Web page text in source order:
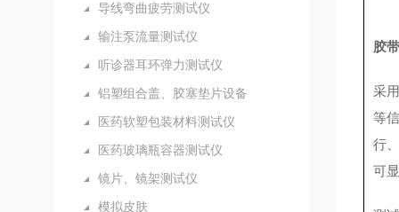
导线弯曲疲劳测试仪
输注泵流量测试仪
听诊器耳环弹力测试仪
铝塑组合盖、胶塞垫片设备
医药软塑包装材料测试仪
医药玻璃瓶容器测试仪
镜片、镜架测试仪
模拟皮肤
胶
采用
等
行
可